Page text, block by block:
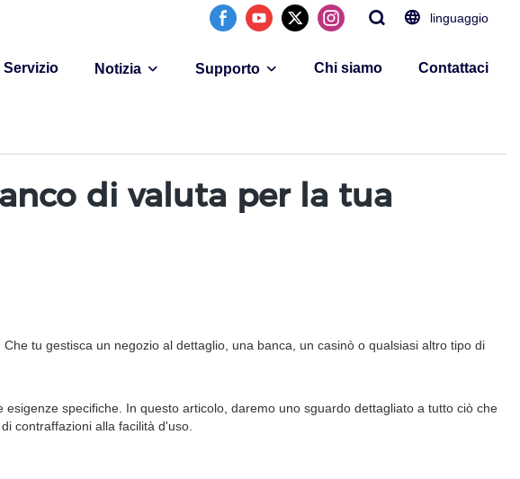
linguaggio
Servizio Notizia Supporto Chi siamo Contattaci
di valuta per la tua
tu gestisca un negozio al dettaglio, una banca, un casinò o qualsiasi altro tipo di
specifiche. In questo articolo, daremo uno sguardo dettagliato a tutto ciò che
contraffazioni alla facilità d'uso.